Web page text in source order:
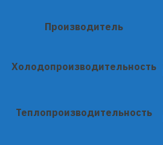
Производитель
Холодопроизводительность
Теплопроизводительность